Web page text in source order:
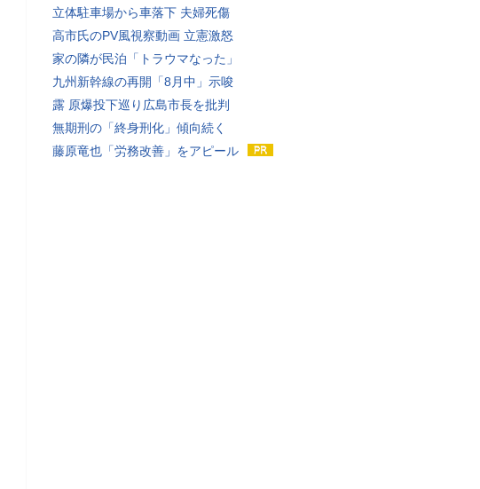
立体駐車場から車落下 夫婦死傷
高市氏のPV風視察動画 立憲激怒
家の隣が民泊「トラウマなった」
九州新幹線の再開「8月中」示唆
露 原爆投下巡り広島市長を批判
無期刑の「終身刑化」傾向続く
藤原竜也「労務改善」をアピール